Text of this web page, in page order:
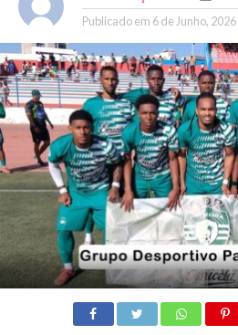
Publicado em 6 de Junho, 2026